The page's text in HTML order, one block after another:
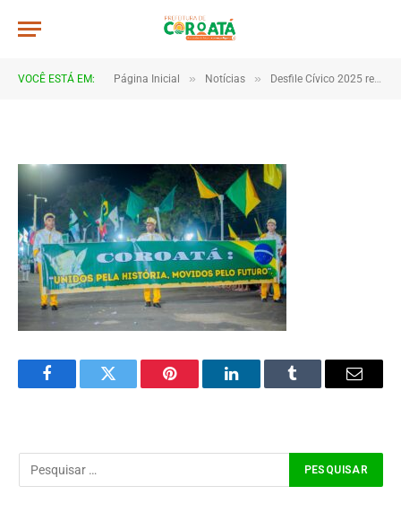
VOCÊ ESTÁ EM: Página Inicial » Notícias » Desfile Cívico 2025 reúne escolas e comunidades em Coroatá
0018
FacebookTwitter Pinterest LinkedInTumblr Email